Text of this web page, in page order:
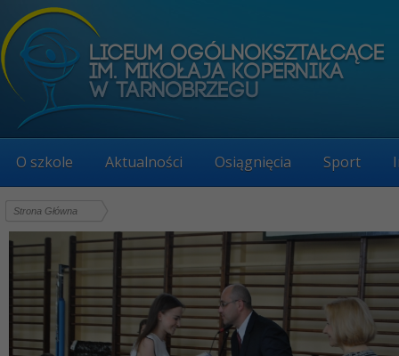
O szkole Aktualności Osiągnięcia Sport
Strona Główna